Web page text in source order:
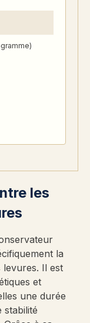
les
la
levures. Il est
et
une durée
stabilité